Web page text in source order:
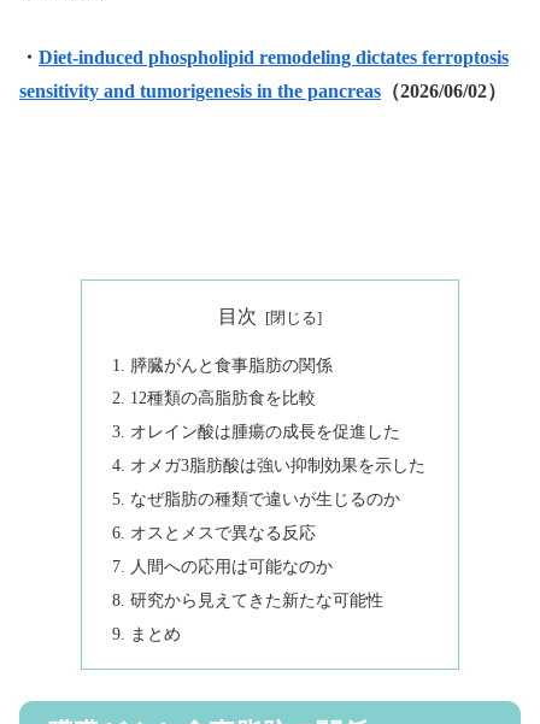
・ Diet-induced phospholipid remodeling dictates ferroptosis
sensitivity and tumorigenesis in the pancreas （2026/06/02）
目次
膵臓がんと食事脂肪の関係
12種類の高脂肪食を比較
オレイン酸は腫瘍の成長を促進した
オメガ3脂肪酸は強い抑制効果を示した
なぜ脂肪の種類で違いが生じるのか
オスとメスで異なる反応
人間への応用は可能なのか
研究から見えてきた新たな可能性
まとめ